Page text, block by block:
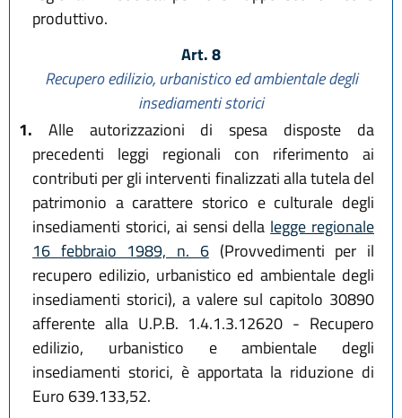
produttivo.
Art. 8
Recupero edilizio, urbanistico ed ambientale degli
insediamenti storici
1. Alle autorizzazioni di spesa disposte da
precedenti leggi regionali con riferimento ai
contributi per gli interventi finalizzati alla tutela del
patrimonio a carattere storico e culturale degli
insediamenti storici, ai sensi della legge regionale
16 febbraio 1989, n. 6(Provvedimenti per il
recupero edilizio, urbanistico ed ambientale degli
insediamenti storici), a valere sul capitolo 30890
afferente alla U.P.B. 1.4.1.3.12620 - Recupero
edilizio, urbanistico e ambientale degli
insediamenti storici, è apportata la riduzione di
Euro 639.133,52.